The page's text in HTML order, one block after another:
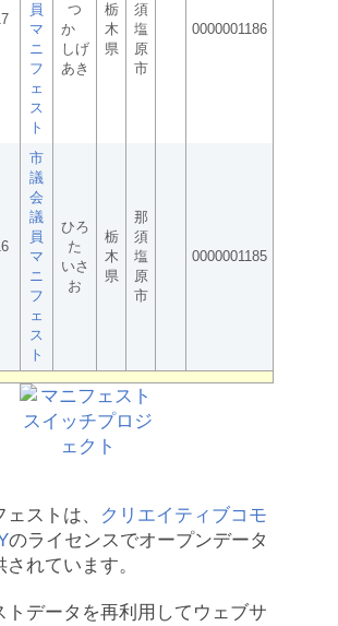
員
マ
ニ
フ
ェ
ス
ト
つ
か
しげ
あき
栃
木
県
須
塩
原
市
0000001186
市
議
会
議
員
マ
ニ
フ
ェ
ス
ト
ひろ
た
いさ
お
栃
木
県
那
須
塩
原
市
0000001185
ストは、
クリエイティブコモ
のライセンスでオープンデータ
れています。
トデータを再利用してウェブサ